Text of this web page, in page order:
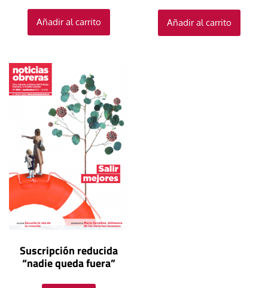
Añadir al carrito Añadir al carrito
Suscripción reducida
“nadie queda fuera”